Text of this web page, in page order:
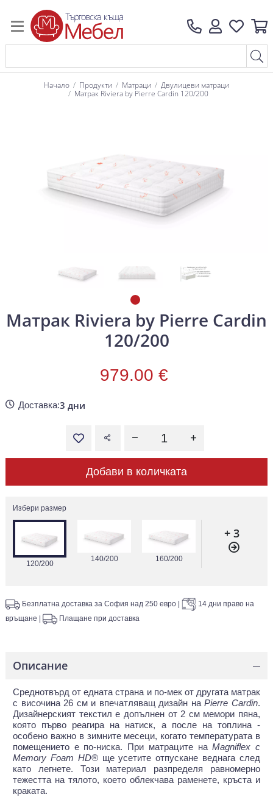
Начало Продукти Матраци
Двулицеви матраци
Матрак Riviera by Pierre Cardin 120/200
Матрак Riviera by Pierre Cardin
120/200
979.00 €
Доставка:3 дни
Добави в количката
Избери размер
120/200
140/200 160/200
+ 3
Безплатна доставка за София над 250 евро
14 дни право на
връщане
Плащане при доставка
Описание —
Среднотвърд от едната страна и по-мек от другата матрак
с височина 26 см и впечатляващ дизайн наPierre Cardin.
Дизайнерският текстил е допълнен от 2 см мемори пяна,
която първо реагира на натиск, а после на топлина -
особено важно в зимните месеци, когато температурата в
помещението е по-ниска. При матраците наMagniflex с
Memory Foam HD®ще усетите отпускане веднага след
като легнете. Този материал разпределя равномерно
тежестта на тялото, което облекчава раменете, кръста и
краката.